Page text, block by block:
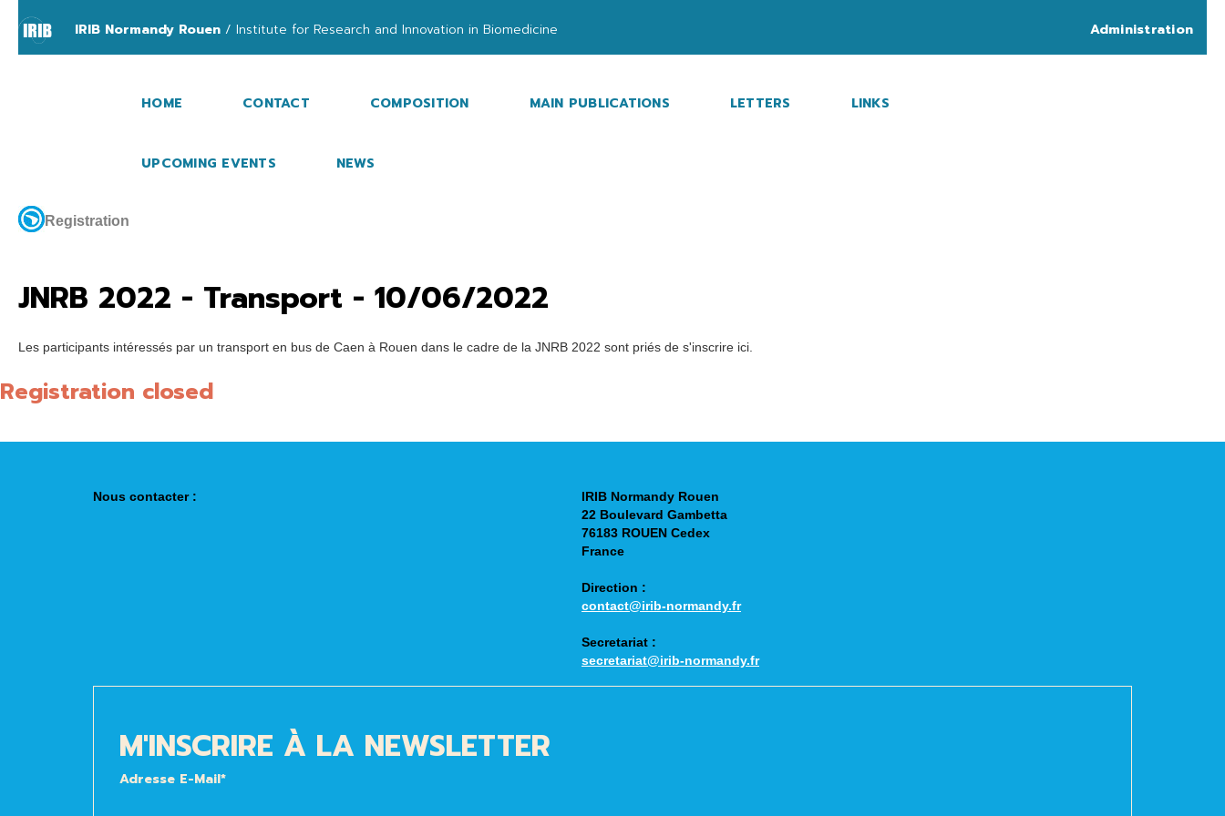
IRIB Normandy Rouen / Institute for Research and Innovation in Biomedicine Administration
HOME CONTACT COMPOSITION MAIN PUBLICATIONS LETTERS LINKS
UPCOMING EVENTS NEWS
Registration
JNRB 2022 - Transport - 10/06/2022
Les participants intéressés par un transport en bus de Caen à Rouen dans le cadre de la JNRB 2022 sont priés de s'inscrire ici.
Registration closed
Nous contacter :
IRIB Normandy Rouen
22 Boulevard Gambetta
76183 ROUEN Cedex
France
Direction :
contact@irib-normandy.fr
Secretariat :
secretariat@irib-normandy.fr
M'INSCRIRE À LA NEWSLETTER
Adresse E-Mail*